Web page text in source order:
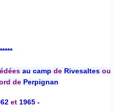
au camp deRivesaltesou
de Perpignan
et 1965 -